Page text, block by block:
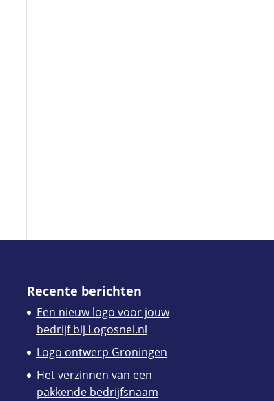
Recente berichten
Een nieuw logo voor jouw
bedrijf bij Logosnel.nl
Logo ontwerp Groningen
Het verzinnen van een
pakkende bedrijfsnaam